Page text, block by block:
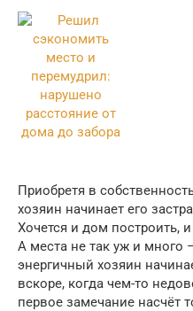
Приобретя в
хозяин начинает его
Хочется и дом построить,
А места не так уж и много
энергичный хозяин
вскоре, когда чем-то
первое замечание насчёт